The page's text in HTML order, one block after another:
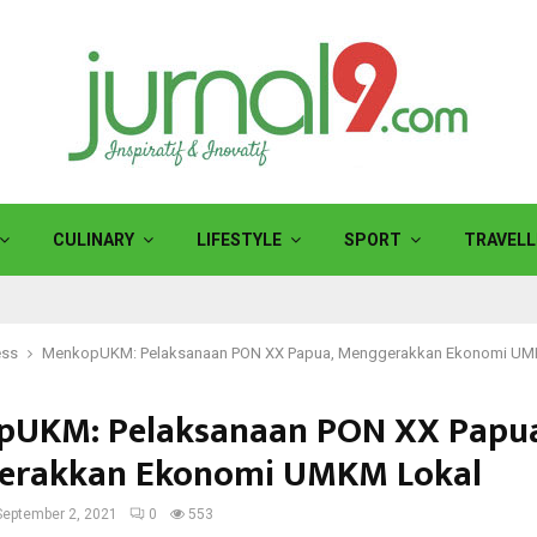
CULINARY LIFESTYLE SPORT
MenkopUKM: Pelaksanaan PON XX Papua, Menggerakkan Ekonomi
Pelaksanaan PON XX
Ekonomi UMKM Lokal
2, 2021 0 553